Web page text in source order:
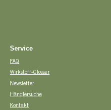
Service
FAQ
Wirkstoff-Glossar
Newsletter
Händlersuche
Kontakt